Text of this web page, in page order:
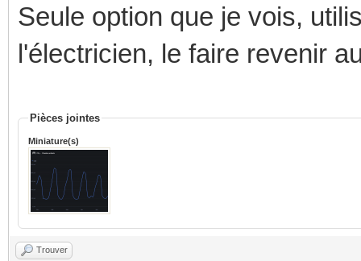
Seule option que je vois,
l'électricien, le faire revenir
Pièces jointes
Miniature(s)
Trouver